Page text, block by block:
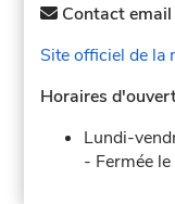
Contact
Site officiel de la
Horaires
Lundi-
- Fermée